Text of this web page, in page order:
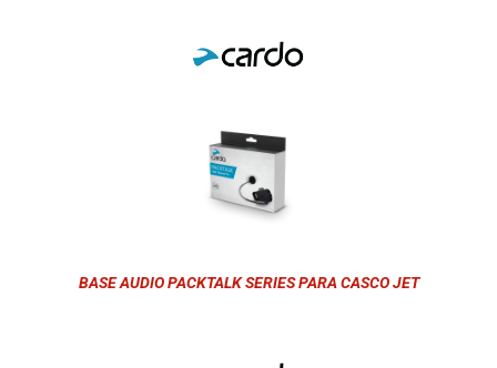
BASE AUDIO PACKTALK SERIES PARA CASCO JET